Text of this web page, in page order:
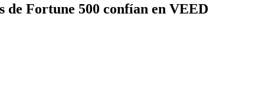
de Fortune 500 confían en VEED